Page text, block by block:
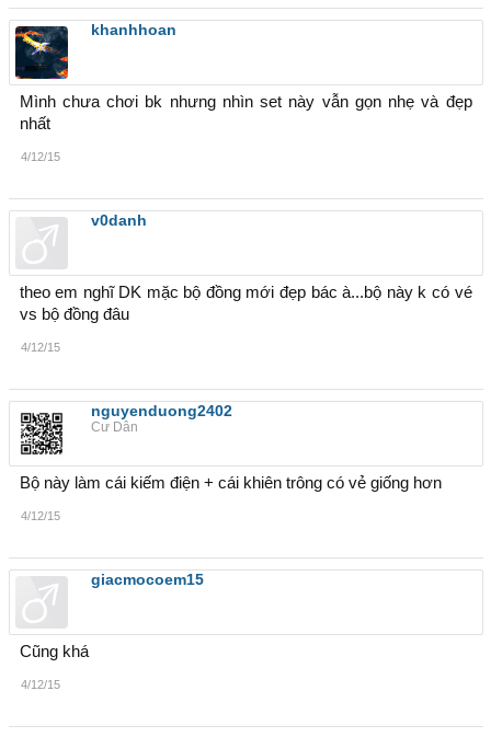
khanhhoan
Mình chưa chơi bk nhưng nhìn set này vẫn gọn nhẹ và đẹp
nhất
4/12/15
v0danh
theo em nghĩ DK mặc bộ đồng mới đẹp bác à...bộ này k có vé
vs bộ đồng đâu
4/12/15
nguyenduong2402
Cư Dân
Bộ này làm cái kiếm điện + cái khiên trông có vẻ giống hơn
4/12/15
giacmocoem15
Cũng khá
4/12/15